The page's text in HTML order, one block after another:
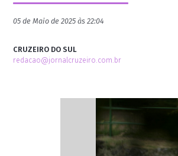
05 de Maio de 2025 às 22:04
CRUZEIRO DO SUL
redacao@jornalcruzeiro.com.br